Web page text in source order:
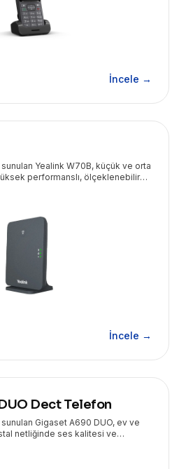
İncele →
Yealink W70B, küçük ve orta
performanslı, ölçeklenebilir
İncele →
Dect Telefon
Gigaset A690 DUO, ev ve
netliğinde ses kalitesi ve